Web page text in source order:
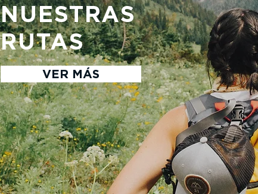
NUESTRAS
RUTAS
VER MÁS